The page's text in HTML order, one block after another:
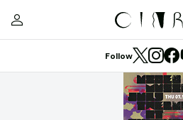
Follow